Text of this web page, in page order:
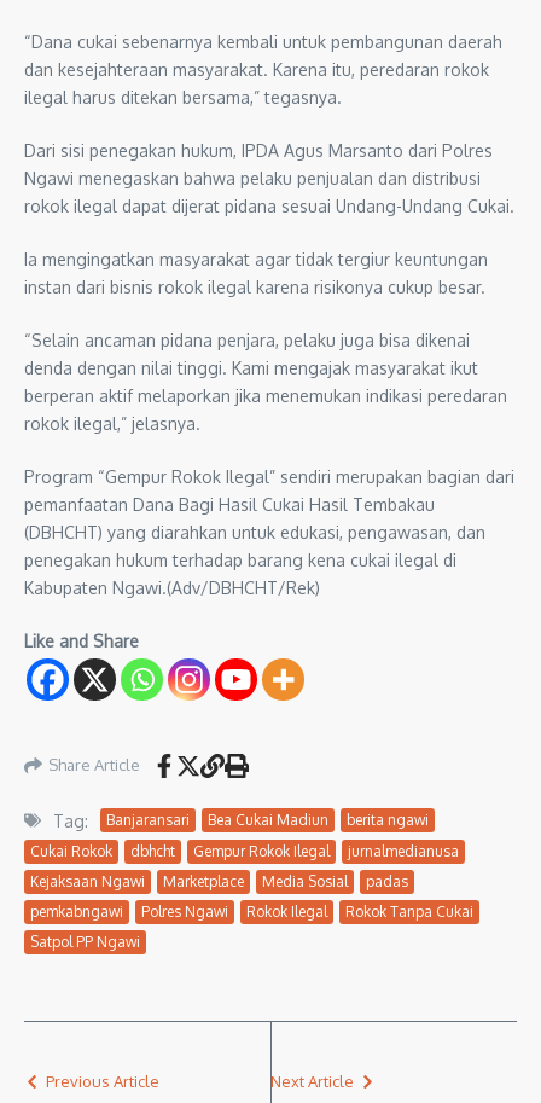
“Dana cukai sebenarnya kembali untuk pembangunan daerah
dan kesejahteraan masyarakat. Karena itu, peredaran rokok
ilegal harus ditekan bersama,” tegasnya.
Dari sisi penegakan hukum, IPDA Agus Marsanto dari Polres
Ngawi menegaskan bahwa pelaku penjualan dan distribusi
rokok ilegal dapat dijerat pidana sesuai Undang-Undang Cukai.
Ia mengingatkan masyarakat agar tidak tergiur keuntungan
instan dari bisnis rokok ilegal karena risikonya cukup besar.
“Selain ancaman pidana penjara, pelaku juga bisa dikenai
denda dengan nilai tinggi. Kami mengajak masyarakat ikut
berperan aktif melaporkan jika menemukan indikasi peredaran
rokok ilegal,” jelasnya.
Program “Gempur Rokok Ilegal” sendiri merupakan bagian dari
pemanfaatan Dana Bagi Hasil Cukai Hasil Tembakau
(DBHCHT) yang diarahkan untuk edukasi, pengawasan, dan
penegakan hukum terhadap barang kena cukai ilegal di
Kabupaten Ngawi.(Adv/DBHCHT/Rek)
Like and Share
Share Article
Tag: Banjaransari Bea Cukai Madiun
berita ngawi
Cukai Rokok
dbhcht Gempur Rokok Ilegal
jurnalmedianusa
Kejaksaan Ngawi
Marketplace Media Sosial
padas
pemkabngawi
Polres Ngawi Rokok Ilegal
Rokok Tanpa Cukai
Satpol PP Ngawi
Previous Article Next Article